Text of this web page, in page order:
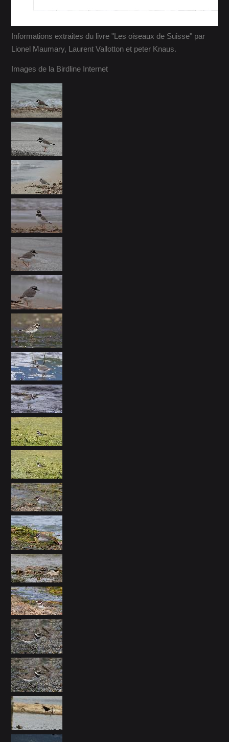
Informations extraites du livre "Les oiseaux de Suisse" par
Lionel Maumary, Laurent Vallotton et peter Knaus.
Images de la Birdline Internet